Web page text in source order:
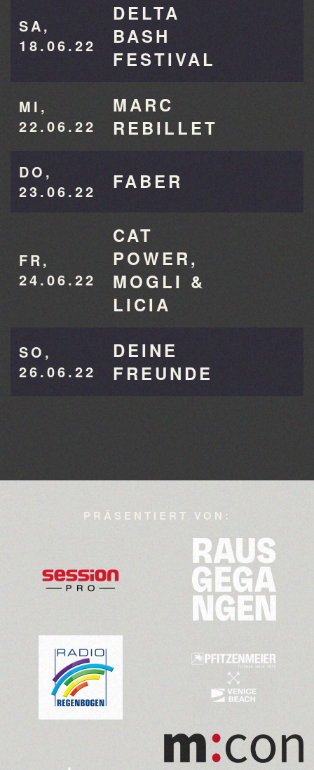
SA,
18.06.22
DELTA
BASH
FESTIVAL
MI,
22.06.22
MARC
REBILLET
DO,
23.06.22
FABER
FR,
24.06.22
CAT
POWER,
MOGLI &
LICIA
SO,
26.06.22
DEINE
FREUNDE
PRÄSENTIERT VON:
>>>